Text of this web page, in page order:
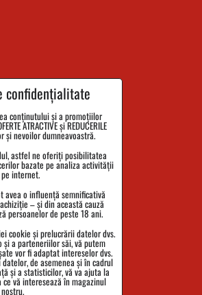
bunurilor
confidențialitate
conținutului și a promoțiilor
ATRACTIVE și REDUCERILE
și nevoilor dumneavoastră.
astfel ne oferiți posibilitatea
bazate pe analiza activității
pe internet.
avea o influență semnificativă
– și din această cauză
persoanelor de peste 18 ani.
cookie și prelucrării datelor dvs.
și a parteneriilor săi, vă putem
vor fi adaptat intereselor dvs.
de asemenea și în cadrul
și a statisticilor, vă va ajuta la
vă interesează în magazinul
nostru.